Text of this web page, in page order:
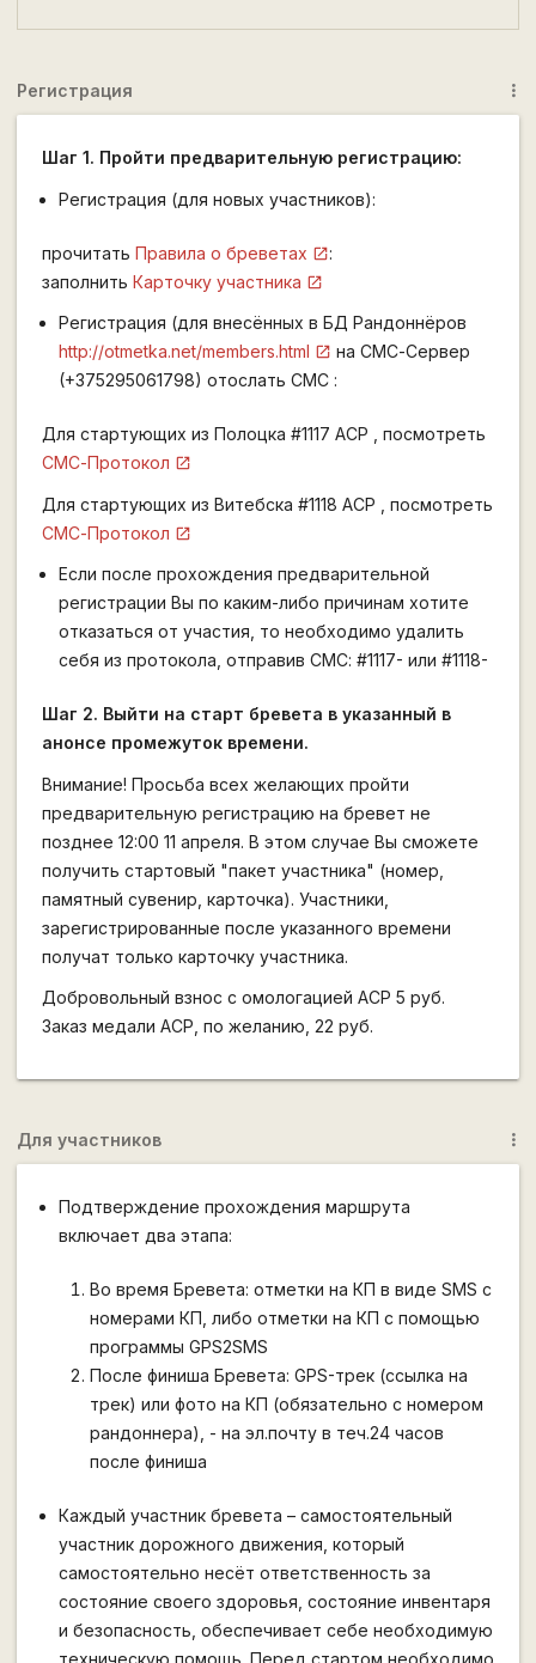
Регистрация more_vert
Шаг 1. Пройти предварительную регистрацию:
Регистрация (для новых участников):
прочитать Правила о бреветах
:
заполнить Карточку участника
Регистрация (для внесённых в БД Рандоннёров
http://otmetka.net/members.html
на СМС-Сервер
(+375295061798) отослать СМС :
Для стартующих из Полоцка #1117 АСР , посмотреть
СМС-Протокол
Для стартующих из Витебска #1118 АСР , посмотреть
СМС-Протокол
Если после прохождения предварительной
регистрации Вы по каким-либо причинам хотите
отказаться от участия, то необходимо удалить
себя из протокола, отправив СМС: #1117- или #1118-
Шаг 2. Выйти на старт бревета в указанный в
анонсе промежуток времени.
Внимание! Просьба всех желающих пройти
предварительную регистрацию на бревет не
позднее 12:00 11 апреля. В этом случае Вы сможете
получить стартовый "пакет участника" (номер,
памятный сувенир, карточка). Участники,
зарегистрированные после указанного времени
получат только карточку участника.
Добровольный взнос с омологацией АСР 5 руб.
Заказ медали АСР, по желанию, 22 руб.
Для участников more_vert
Подтверждение прохождения маршрута
включает два этапа:
Во время Бревета: отметки на КП в виде SMS c
номерами КП, либо отметки на КП с помощью
программы GPS2SMS
После финиша Бревета: GPS-трек (ссылка на
трек) или фото на КП (обязательно с номером
рандоннера), - на эл.почту в теч.24 часов
после финиша
Каждый участник бревета – самостоятельный
участник дорожного движения, который
самостоятельно несёт ответственность за
состояние своего здоровья, состояние инвентаря
и безопасность, обеспечивает себе необходимую